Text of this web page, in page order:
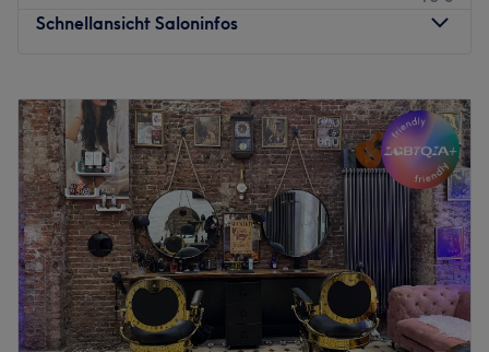
Schnellansicht Saloninfos
Dienstag
09:00–20:00
Mittwoch
09:00–20:00
Donnerstag
09:00–20:00
Freitag
09:00 – 20:00
Samstag
09:00 – 16:00
Sonntag
Geschlossen
Wohlfühlen beginnt mit den richtigen Haaren
Ein neuer Look kann das Selbstbewusstsein verändern –